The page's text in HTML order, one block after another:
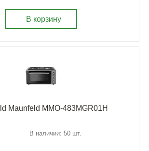
В корзину
Maunfeld MMO-483MGR01H
В наличии: 50 шт.